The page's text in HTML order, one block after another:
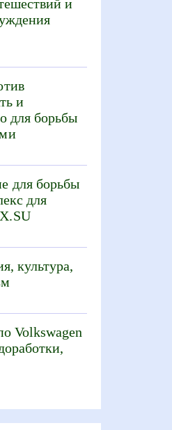
и
и
для борьбы
для борьбы
для
культура,
Volkswagen